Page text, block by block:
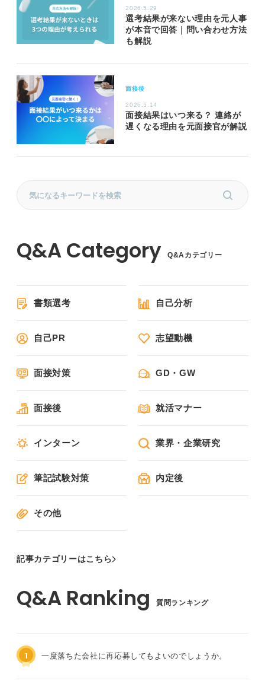
2026.5.29
選考結果が来ない理由を元人事
が本音で回答｜問い合わせ方法
も解説
面接後
2026.5.14
面接結果はいつ来る？ 連絡が
遅くなる理由を元面接官が解説
Q&Aカテゴリー
書類選考 自己分析
自己PR 志望動機
面接対策 GD・GW
面接後 就活マナー
インターン 業界・企業研究
筆記試験対策 内定後
その他
記事カテゴリーはこちら
質問ランキング
1 一度落ちた会社に再応募してもよいのでしょうか。